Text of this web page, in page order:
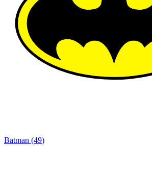
Batman (49)